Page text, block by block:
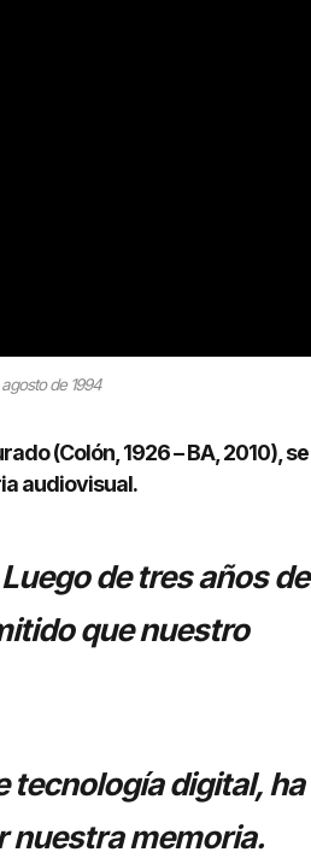
de 1994
(Colón, 1926 – BA, 2010), se
audiovisual.
de tres años de
que nuestro
tecnología digital, ha
nuestra memoria.